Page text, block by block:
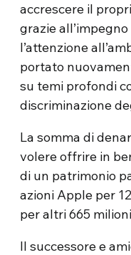
accrescere il
grazie
l’attenzione
portato
su temi profondi
discriminazione
La somma di
volere offrire in
di un patrimonio
azioni Apple per
per altri 665
Il successore e